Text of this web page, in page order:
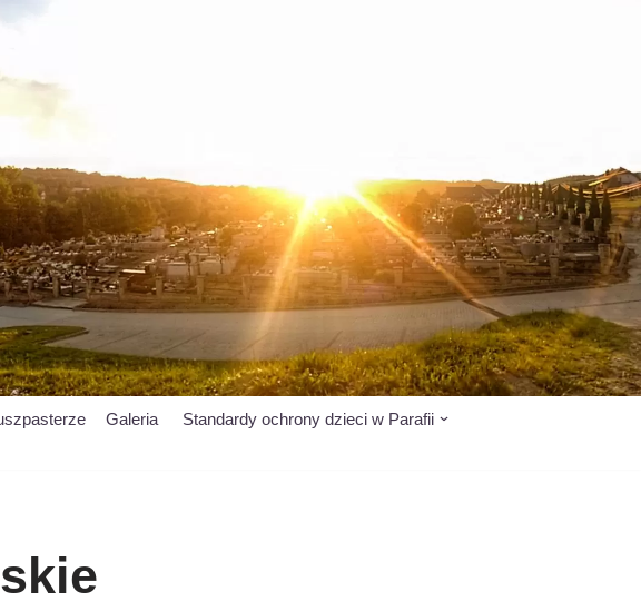
Galeria
Standardy ochrony dzieci w Parafii